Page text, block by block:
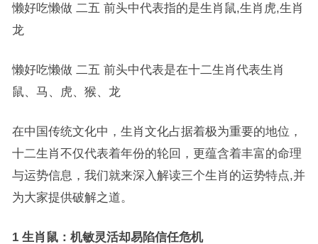
懒好吃懒做 二五 前头中代表指的是生肖鼠,生肖虎,生肖
龙
懒好吃懒做 二五 前头中代表是在十二生肖代表生肖
鼠、马、虎、猴、龙
在中国传统文化中，生肖文化占据着极为重要的地位，
十二生肖不仅代表着年份的轮回，更蕴含着丰富的命理
与运势信息，我们就来深入解读三个生肖的运势特点,并
为大家提供破解之道。
1 生肖鼠：机敏灵活却易陷信任危机